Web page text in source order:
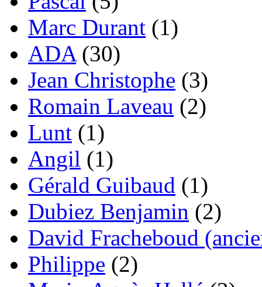
Marc Durant (1)
ADA(30)
Jean Christophe (3)
Romain Laveau (2)
Lunt (1)
Angil (1)
Gérald Guibaud (1)
Dubiez Benjamin (2)
David Fracheboud
Philippe (2)